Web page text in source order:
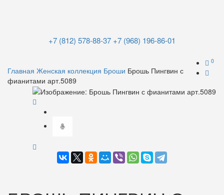
+7 (812) 578-88-37 +7 (968) 196-86-01
0
Главная Женская коллекция Броши Брошь Пингвин с
фианитами арт.5089